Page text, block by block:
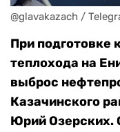
@glavakazach /
При подготовке
теплохода на
выброс
Казачинского
Юрий Озерских.